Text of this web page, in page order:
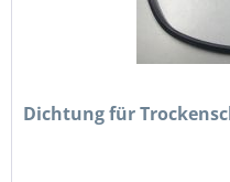
Dichtung für